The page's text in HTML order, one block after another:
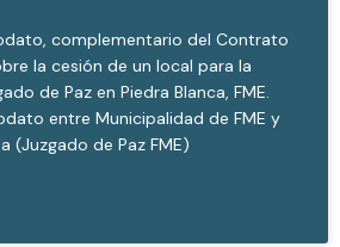
complementario del Contrato
la cesión de un local para la
de Paz en Piedra Blanca, FME.
entre Municipalidad de FME y
(Juzgado de Paz FME)